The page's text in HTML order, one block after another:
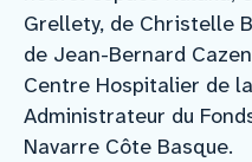
Grellety, de Christelle
de Jean-Bernard
Centre Hospitalier de
Administrateur du
Navarre Côte Basque.